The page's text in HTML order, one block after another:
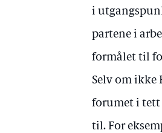
i
partene i
formålet til
Selv om ikke
forumet i
til. For